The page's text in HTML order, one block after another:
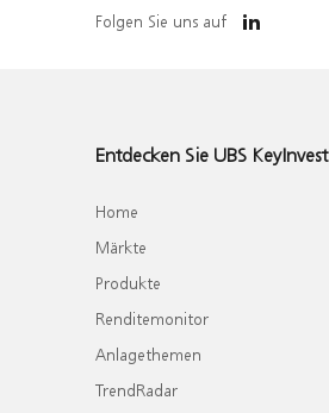
Folgen Sie uns auf
Entdecken Sie UBS KeyInvest
Home
Märkte
Produkte
Renditemonitor
Anlagethemen
TrendRadar